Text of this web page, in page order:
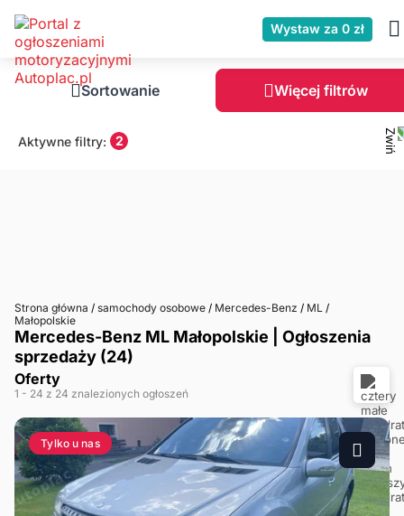
Wystaw za 0 zł
Sortowanie Więcej filtrów
Aktywne filtry: 2
Strona główna / samochody osobowe / Mercedes-Benz / ML /
Małopolskie
Mercedes-Benz ML Małopolskie | Ogłoszenia
sprzedaży (24)
Oferty
1 - 24 z 24 znalezionych ogłoszeń
Tylko u nas